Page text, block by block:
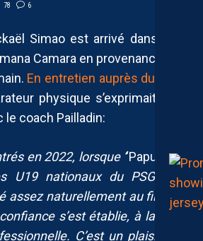
78 6
Simao est arrivé dans les
Camara en provenance du
En entretien auprès du site
physique s’exprimait sur
le coach Pailladin:
en 2022, lorsque ‘‘Papus’
’ a
U19 nationaux du PSG.
Le
assez naturellement au fil des
s’est établie, à la fois
C’est un plaisir de